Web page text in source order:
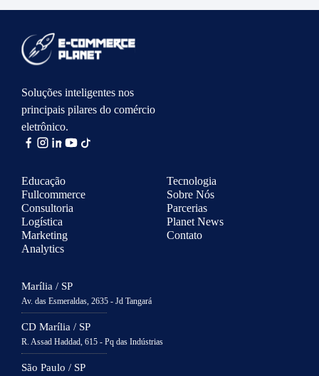
Soluções inteligentes nos
principais pilares do comércio
eletrônico.
Educação
Fullcommerce
Consultoria
Logística
Marketing
Analytics
Tecnologia
Sobre Nós
Parcerias
Planet News
Contato
Marília / SP
Av. das Esmeraldas, 2635 - Jd Tangará
CD Marília / SP
R. Assad Haddad, 615 - Pq das Indústrias
São Paulo / SP